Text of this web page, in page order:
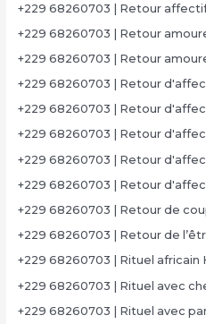
+229 68260703 | Retour
+229 68260703 | Retour
+229 68260703 | Retour
+229 68260703 | Retour
+229 68260703 | Retour
+229 68260703 | Retour
+229 68260703 | Retour
+229 68260703 | Retour
+229 68260703 | Retour de
+229 68260703 | Retour de
+229 68260703 | Rituel africain
+229 68260703 | Rituel avec
+229 68260703 | Rituel avec